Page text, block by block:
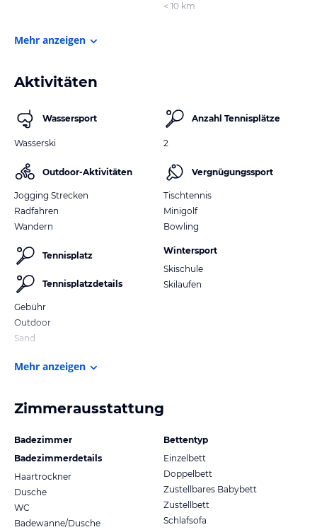
< 10 km
Mehr anzeigen
Aktivitäten
Wassersport
Wasserski
Outdoor-Aktivitäten
Jogging Strecken
Radfahren
Wandern
Tennisplatz
Tennisplatzdetails
Gebühr
Outdoor
Sand
Anzahl Tennisplätze
2
Vergnügungssport
Tischtennis
Minigolf
Bowling
Wintersport
Skischule
Skilaufen
Mehr anzeigen
Zimmerausstattung
Badezimmer
Badezimmerdetails
Haartrockner
Dusche
WC
Badewanne/Dusche
Bettentyp
Einzelbett
Doppelbett
Zustellbares Babybett
Zustellbett
Schlafsofa